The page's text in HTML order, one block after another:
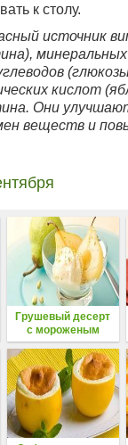
к столу.
источник
кислот
Они
веществ и
Грушевый десерт
с мороженым